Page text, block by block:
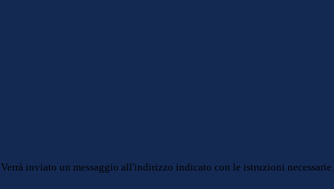
Verrà inviato un messaggio all'indirizzo indicato con le istruzioni necessarie.